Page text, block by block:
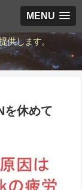
MENU
供します。
を休めて